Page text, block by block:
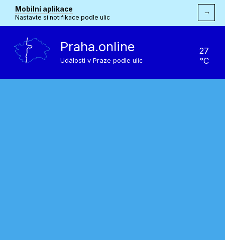
Mobilní aplikace
Nastavte si notifikace podle ulic
→
Praha.online
Události v Praze podle ulic
27
°C